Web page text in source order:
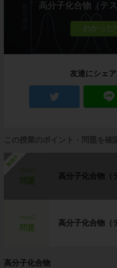
高分子化合物（テ
友達にシェア
この授業のポイント・問題を確
勉強中
高分子化合物（
問題
高分子化合物（
高分子化合物